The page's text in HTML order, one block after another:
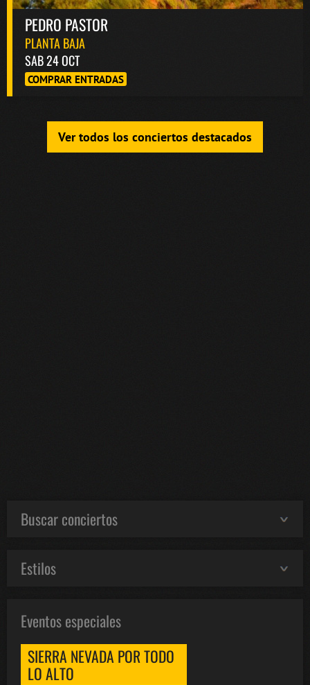
PEDRO PASTOR
PLANTA BAJA
SAB 24 OCT
COMPRAR ENTRADAS
Ver todos los conciertos destacados
Buscar conciertos
Estilos
Eventos especiales
SIERRA NEVADA POR TODO
LO ALTO